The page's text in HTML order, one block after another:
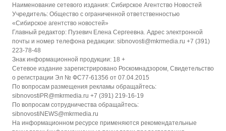
Наименование сетевого издания: Сибирское Агентство Новостей
Учредитель: Общество с ограниченной ответственностью
«Сибирское агентство новостей»
Главный редактор: Пузевич Елена Сергеевна. Адрес электронной
почты и номер телефона редакции: sibnovosti@mkrmedia.ru +7 (391)
223-78-48
Знак информационной продукции: 18 +
Сетевое издание зарегистрировано Роскомнадзором, Свидетельство
о регистрации Эл № ФС77-61356 от 07.04.2015
По вопросам размещения рекламы обращайтесь:
sibnovostiPR@mkrmedia.ru +7 (391) 219-16-19
По вопросам сотрудничества обращайтесь:
sibnovostiNEWS@mkrmedia.ru
На информационном ресурсе применяются рекомендательные